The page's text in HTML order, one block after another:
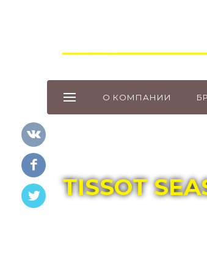
О КОМПАНИИ
TISSOT